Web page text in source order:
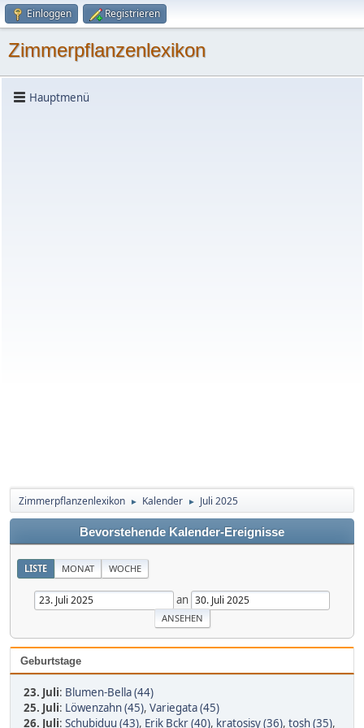
Einloggen Registrieren
Zimmerpflanzenlexikon
Hauptmenü
Zimmerpflanzenlexikon ► Kalender ► Juli 2025
Bevorstehende Kalender-Ereignisse
LISTE MONAT WOCHE
an
Geburtstage
23. Juli: Blumen-Bella (44)
25. Juli: Löwenzahn (45), Variegata (45)
26. Juli: Schubiduu (43), Erik Bckr (40), kratosisy (36), tosh (35),